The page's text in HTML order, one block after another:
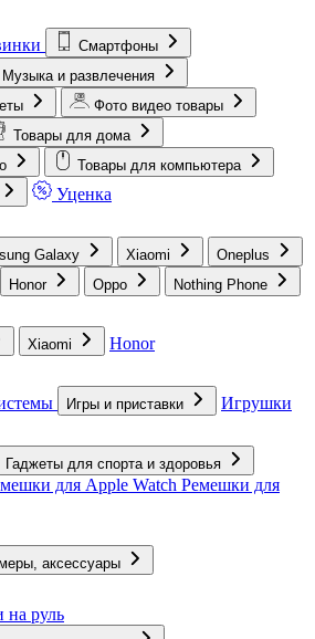
Смартфоны
Музыка и развлечения
Фото видео товары
Товары для дома
Товары для компьютера
Уценка
Galaxy Xiaomi
Oneplus
Honor Oppo Nothing Phone
Xiaomi Honor
Игры и приставки Игрушки
Гаджеты для спорта и здоровья
для Apple Watch Ремешки для
аксессуары
на руль